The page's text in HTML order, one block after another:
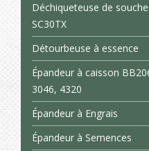
Déchiqueteuse de
SC30TX
Détourbeuse à essence
Épandeur à caisson
3046, 4320
Épandeur à Engrais
Épandeur à Semences